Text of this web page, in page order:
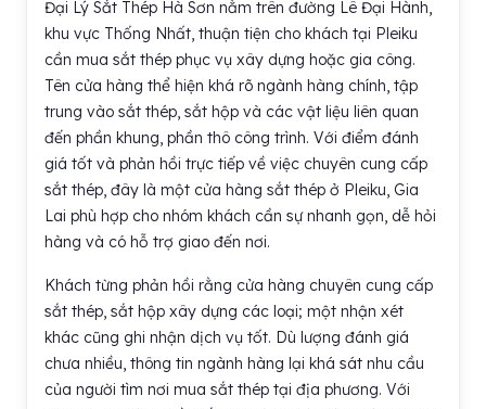
Đại Lý Sắt Thép Hà Sơn nằm trên đường Lê Đại Hành,
khu vực Thống Nhất, thuận tiện cho khách tại Pleiku
cần mua sắt thép phục vụ xây dựng hoặc gia công.
Tên cửa hàng thể hiện khá rõ ngành hàng chính, tập
trung vào sắt thép, sắt hộp và các vật liệu liên quan
đến phần khung, phần thô công trình. Với điểm đánh
giá tốt và phản hồi trực tiếp về việc chuyên cung cấp
sắt thép, đây là một cửa hàng sắt thép ở Pleiku, Gia
Lai phù hợp cho nhóm khách cần sự nhanh gọn, dễ hỏi
hàng và có hỗ trợ giao đến nơi.
Khách từng phản hồi rằng cửa hàng chuyên cung cấp
sắt thép, sắt hộp xây dựng các loại; một nhận xét
khác cũng ghi nhận dịch vụ tốt. Dù lượng đánh giá
chưa nhiều, thông tin ngành hàng lại khá sát nhu cầu
của người tìm nơi mua sắt thép tại địa phương. Với